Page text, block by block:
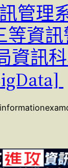
管理
等資
資訊